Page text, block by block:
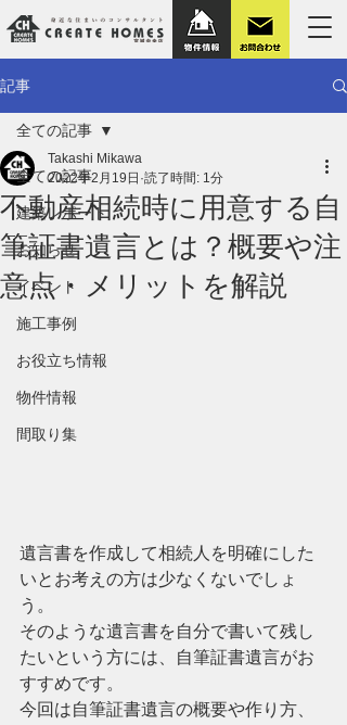
記事
全ての記事
建築レポート
お知らせ
イベント
施工事例
お役立ち情報
物件情報
間取り集
全ての記事
不動産相続時に用意する自
筆証書遺言とは？概要や注
意点・メリットを解説
Takashi Mikawa
2022年2月19日 読了時間: 1分
遺言書を作成して相続人を明確にした
いとお考えの方は少なくないでしょ
う。
そのような遺言書を自分で書いて残し
たいという方には、自筆証書遺言がお
すすめです。
今回は自筆証書遺言の概要や作り方、